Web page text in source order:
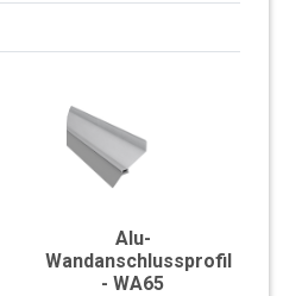
Alu-
Wandanschlussprofil
- WA65